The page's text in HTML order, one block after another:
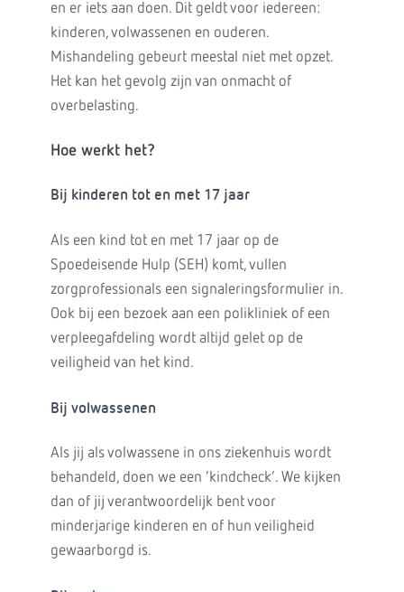
en er iets aan doen. Dit geldt voor iedereen:
kinderen, volwassenen en ouderen.
Mishandeling gebeurt meestal niet met opzet.
Het kan het gevolg zijn van onmacht of
overbelasting.
Hoe werkt het?
Bij kinderen tot en met 17 jaar
Als een kind tot en met 17 jaar op de
Spoedeisende Hulp (SEH) komt, vullen
zorgprofessionals een signaleringsformulier in.
Ook bij een bezoek aan een polikliniek of een
verpleegafdeling wordt altijd gelet op de
veiligheid van het kind.
Bij volwassenen
Als jij als volwassene in ons ziekenhuis wordt
behandeld, doen we een ‘kindcheck’. We kijken
dan of jij verantwoordelijk bent voor
minderjarige kinderen en of hun veiligheid
gewaarborgd is.